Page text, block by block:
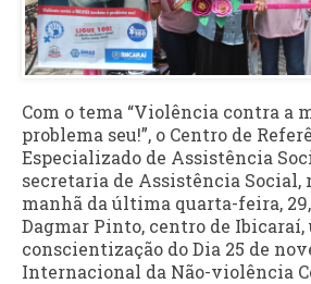
Com o tema “Violência contra a
problema seu!”, o Centro de
Especializado de Assistência
secretaria de Assistência Social,
manhã da última quarta-feira,
Dagmar Pinto, centro de Ibicaraí,
conscientização do Dia 25 de
Internacional da Não-violência